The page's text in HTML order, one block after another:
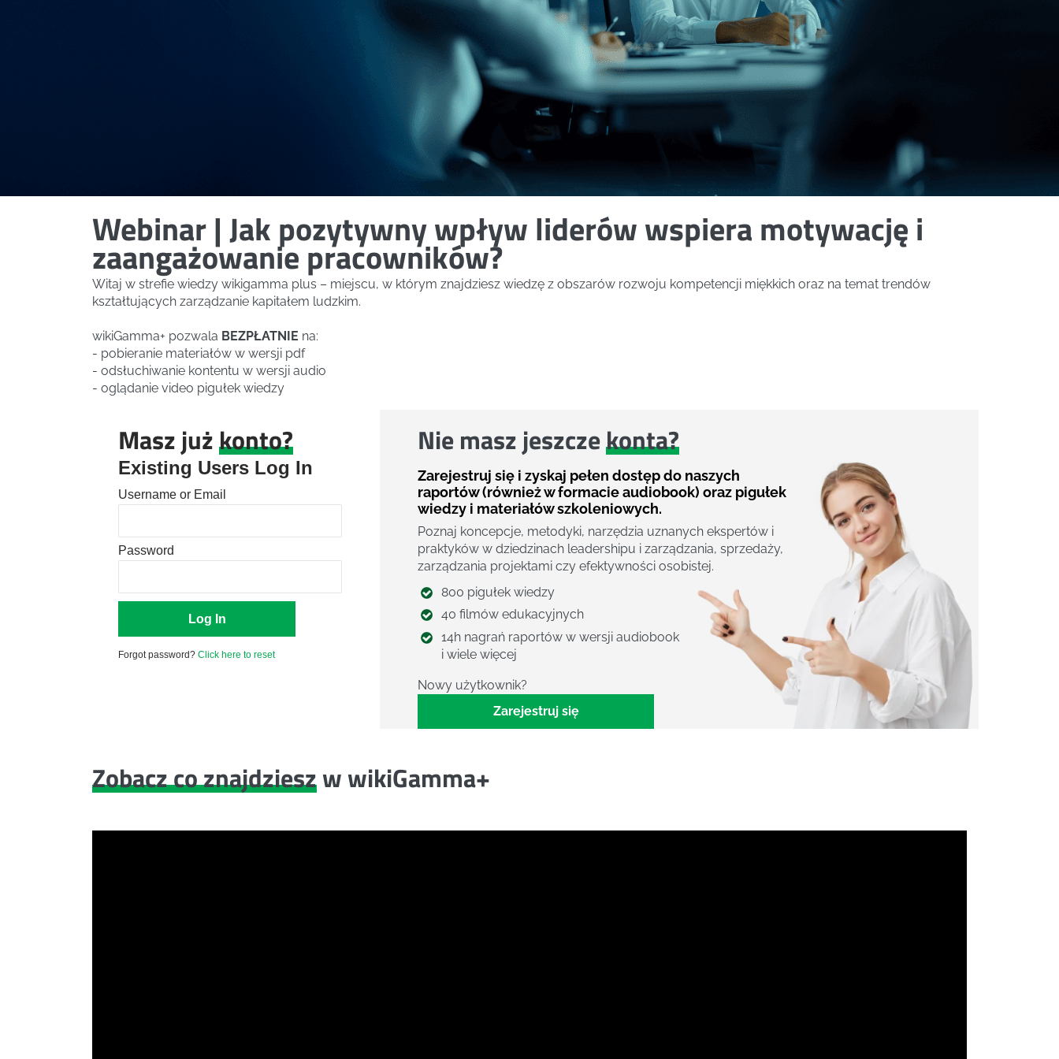
Webinar | Jak pozytywny wpływ liderów wspiera motywację i
zaangażowanie pracowników?
Witaj w strefie wiedzy wikigamma plus – miejscu, w którym znajdziesz wiedzę z obszarów rozwoju kompetencji miękkich oraz na temat trendów
kształtujących zarządzanie kapitałem ludzkim.
wikiGamma+ pozwala BEZPŁATNIE na:
- pobieranie materiałów w wersji pdf
- odsłuchiwanie kontentu w wersji audio
- oglądanie video pigułek wiedzy
Masz jużkonto?
Existing Users Log In
Username or Email
Password
Forgot password? Click here to reset
Nie masz jeszczekonta?
Zarejestruj się i zyskaj pełen dostęp do naszych
raportów (również w formacie audiobook) oraz pigułek
wiedzy i materiałów szkoleniowych.
Poznaj koncepcje, metodyki, narzędzia uznanych ekspertów i
praktyków w dziedzinach leadershipu i zarządzania, sprzedaży,
zarządzania projektami czy efektywności osobistej.
800 pigułek wiedzy
40 filmów edukacyjnych
14h nagrań raportów w wersji audiobook
i wiele więcej
Nowy użytkownik?
Zarejestruj się
Zobacz co znajdzieszw wikiGamma+